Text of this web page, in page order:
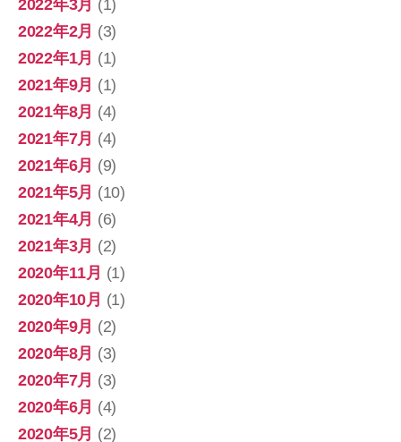
2022年3月 (1)
2022年2月 (3)
2022年1月 (1)
2021年9月 (1)
2021年8月 (4)
2021年7月 (4)
2021年6月 (9)
2021年5月 (10)
2021年4月 (6)
2021年3月 (2)
2020年11月 (1)
2020年10月 (1)
2020年9月 (2)
2020年8月 (3)
2020年7月 (3)
2020年6月 (4)
2020年5月 (2)